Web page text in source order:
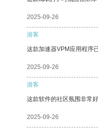
2025-09-26
游客
这款加速器VPM应用程序
2025-09-26
游客
这款软件的社区氛围非常
2025-09-26